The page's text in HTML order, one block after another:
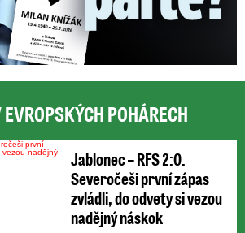
POHÁRECH
Jablonec – RFS 2:0.
Severočeši první zápas
zvládli, do odvety si vezou
nadějný náskok